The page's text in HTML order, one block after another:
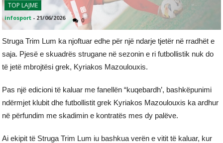
TOP LAJME
infosport - 21/06/2026 0
Struga Trim Lum ka njoftuar edhe për një ndarje tjetër në rradhët e
saja. Pjesë e skuadrës strugane në sezonin e ri futbollistik nuk do
të jetë mbrojtësi grek, Kyriakos Mazoulouxis.
Pas një edicioni të kaluar me fanellën “kuqebardh’, bashkëpunimi
ndërmjet klubit dhe futbollistit grek Kyriakos Mazoulouxis ka ardhur
në përfundim me skadimin e kontratës mes dy palëve.
Ai ekipit të Struga Trim Lum iu bashkua verën e vitit të kaluar, kur